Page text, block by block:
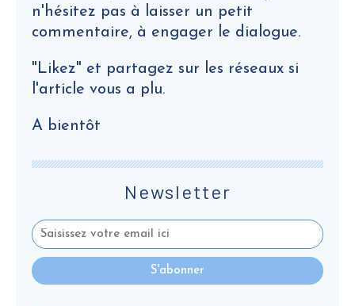
Newsletter
n'hésitez pas à laisser un petit
commentaire, à engager le dialogue.
"Likez" et partagez sur les réseaux si
l'article vous a plu.
A bientôt